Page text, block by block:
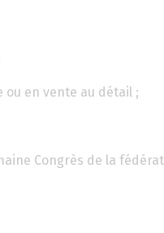
en vente au détail ;
Congrès de la